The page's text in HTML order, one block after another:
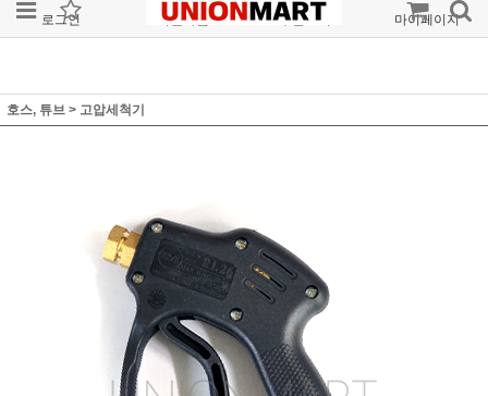
로그인 회원가입 주문조회 마이페이지
호스, 튜브 > 고압세척기